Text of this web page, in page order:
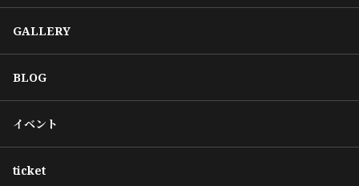
GALLERY
BLOG
イベント
ticket